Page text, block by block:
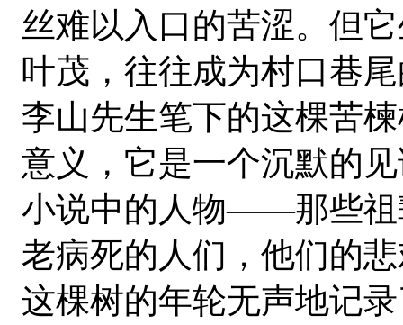
丝难以入口的苦涩。但
叶茂，往往成为村口巷
李山先生笔下的这棵苦
意义，它是一个沉默的
小说中的人物——那些祖
老病死的人们，他们的
这棵树的年轮无声地记